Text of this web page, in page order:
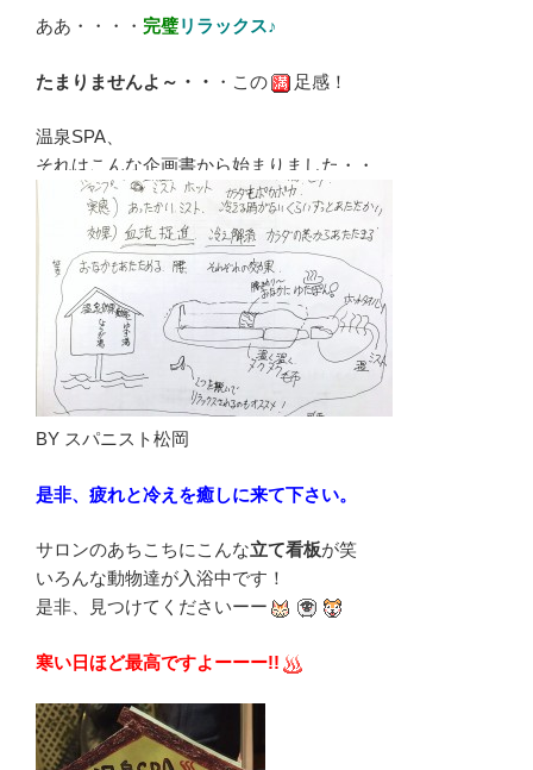
ああ・・・・ 完璧リラックス♪
たまりませんよ～・・ ・この 足感！
温泉SPA、
それはこんな企画書から始まりました・・
BY スパニスト松岡
是非、疲れと冷えを癒しに来て下さい。
サロンのあちこちにこんな立て看板が笑
いろんな動物達が入浴中です！
是非、見つけてくださいーー
寒い日ほど最高ですよーーー!!